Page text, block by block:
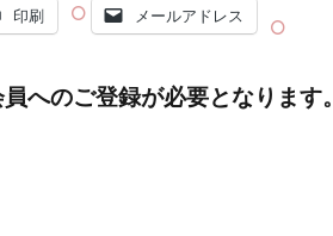
印刷 メールアドレス
へのご登録が必要となります。